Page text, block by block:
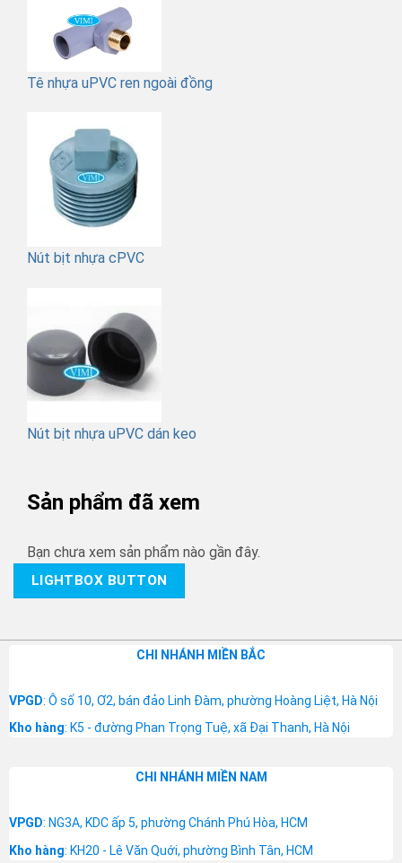
Tê nhựa uPVC ren ngoài đồng
Nút bịt nhựa cPVC
Nút bịt nhựa uPVC dán keo
Sản phẩm đã xem
Bạn chưa xem sản phẩm nào gần đây.
LIGHTBOX BUTTON
CHI NHÁNH MIỀN BẮC
VPGD: Ô số 10, Ơ2, bán đảo Linh Đàm, phường Hoàng Liệt, Hà Nội
Kho hàng: K5 - đường Phan Trọng Tuệ, xã Đại Thanh, Hà Nội
CHI NHÁNH MIỀN NAM
VPGD: NG3A, KDC ấp 5, phường Chánh Phú Hòa, HCM
Kho hàng: KH20 - Lê Văn Quới, phường Bình Tân, HCM